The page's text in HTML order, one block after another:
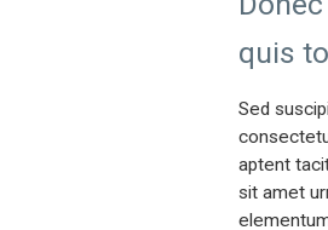
quis
Sed
aptent
sit amet